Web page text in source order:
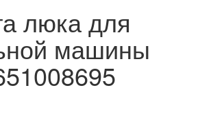
люка для
машины